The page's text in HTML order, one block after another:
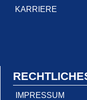
KARRIERE
IMPRESSUM